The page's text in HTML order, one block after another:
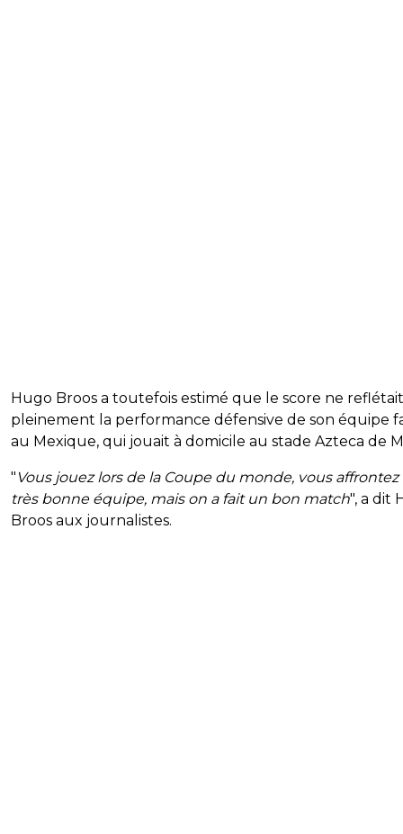
Hugo Broos a toutefois estimé que le score ne
pleinement la performance défensive de son équipe
au Mexique, qui jouait à domicile au stade Azteca de
" Vous jouez lors de la Coupe du monde, vous
très bonne équipe, mais on a fait un bon match", a dit
Broos aux journalistes.